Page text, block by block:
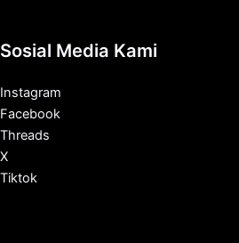
Sosial Media Kami
Instagram
Facebook
Threads
X
Tiktok